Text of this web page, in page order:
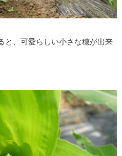
と、可愛らしい小さな穂が出来